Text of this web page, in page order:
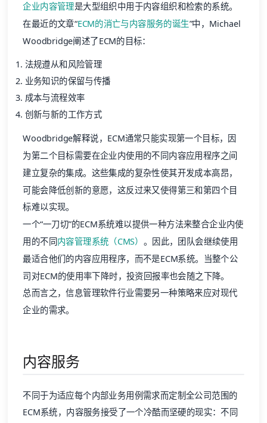
企业内容管理是大型组织中用于内容组织和检索的系统。
在最近的文章“ECM的消亡与内容服务的诞生”中，Michael
Woodbridge阐述了ECM的目标：
法规遵从和风险管理
业务知识的保留与传播
成本与流程效率
创新与新的工作方式
Woodbridge解释说，ECM通常只能实现第一个目标，因
为第二个目标需要在企业内使用的不同内容应用程序之间
建立复杂的集成。这些集成的复杂性使其开发成本高昂，
可能会降低创新的意愿，这反过来又使得第三和第四个目
标难以实现。
一个“一刀切”的ECM系统难以提供一种方法来整合企业内使
用的不同内容管理系统（CMS） 。因此，团队会继续使用
最适合他们的内容应用程序，而不是ECM系统。当整个公
司对ECM的使用率下降时，投资回报率也会随之下降。
总而言之，信息管理软件行业需要另一种策略来应对现代
企业的需求。
内容服务
不同于为适应每个内部业务用例需求而定制全公司范围的
ECM系统，内容服务接受了一个冷酷而坚硬的现实：不同